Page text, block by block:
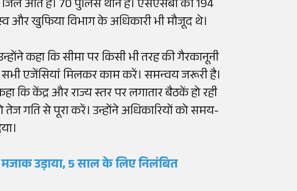
जिले आते हैं। 70 पुलिस थाने हैं। एसएसबी की 194
और खुफिया विभाग के अधिकारी भी मौजूद थे।
कहा कि सीमा पर किसी भी तरह की गैरकानूनी
सभी एजेंसियां मिलकर काम करें। समन्वय जरूरी है।
कि केंद्र और राज्य स्तर पर लगातार बैठकें हो रही
गति से पूरा करें। उन्होंने अधिकारियों को समय-
उड़ाया, 5 साल के लिए निलंबित